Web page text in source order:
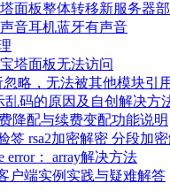
面板整体转移新服务器
音耳机蓝牙有声音
塔面板无法访问
略，无法被其他模块引
乱码的原因及自创解决方
降配与续费变配功能说明
签 rsa2加密解密 分段加
error： array解决方法
户端实例实践与疑难解答